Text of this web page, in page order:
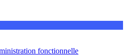
fonctionnelle